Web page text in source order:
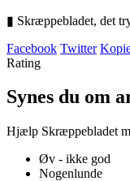
▮ Skræppebladet, det
Facebook Twitter
Rating
Synes du om
Hjælp Skræppebladet
Øv - ikke god
Nogenlunde